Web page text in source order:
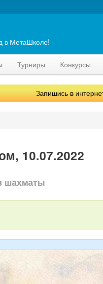
в МетаШколе!
Турниры Конкурсы
Запишись в
10.07.2022
шахматы